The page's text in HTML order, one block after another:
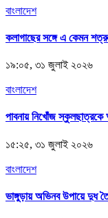
বাংলাদেশ
কলাগাছের সঙ্গে এ কেমন
১৯:০৫, ৩১ জুলাই ২০২৬
বাংলাদেশ
পাবনায় নিখোঁজ
১৫:২৫, ৩১ জুলাই ২০২৬
বাংলাদেশ
ভাঙ্গুড়ায় অভিনব উপায়ে দুধ